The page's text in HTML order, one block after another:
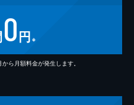
0円 ※
ら月額料金が発生します。